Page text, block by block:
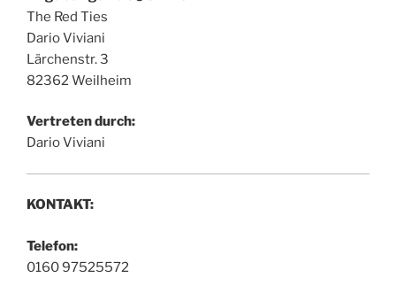
The Red Ties
Dario Viviani
Lärchenstr. 3
82362 Weilheim
Vertreten durch:
Dario Viviani
KONTAKT:
Telefon:
0160 97525572